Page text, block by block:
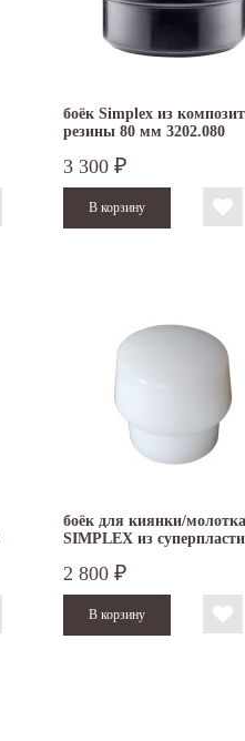
боёк Simplex из
резины 80 мм 3202.080
3 300 ₽
боёк для киянки/молотка
SIMPLEX из
2 800 ₽